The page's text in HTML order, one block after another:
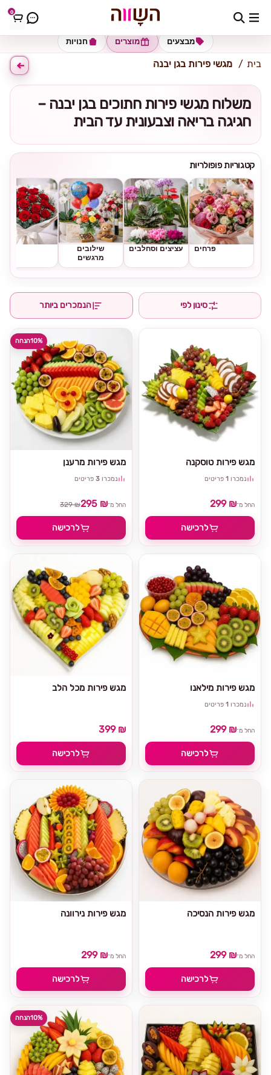
0 כתובת למשלוח הזינו כתובת
חנויות מוצרים מבצעים
בית מגשי פירות בגן יבנה
משלוח מגשי פירות חתוכים בגן יבנה –
חגיגה בריאה וצבעונית עד הבית
קטגוריות פופולריות
פרחים עציצים וסחלבים
שילובים
מרגשים
סינון לפי הנמכרים ביותר
10%הנחה
מגש פירות מרענן
נמכרו 3 פריטים
החל מ־295 ₪
329 ₪
לרכישה
מגש פירות טוסקנה
נמכרו 1 פריטים
החל מ־299 ₪
לרכישה
מגש פירות מכל הלב
399 ₪
לרכישה
מגש פירות מילאנו
נמכרו 1 פריטים
החל מ־299 ₪
לרכישה
מגש פירות נירוונה
החל מ־299 ₪
לרכישה
מגש פירות הנסיכה
החל מ־299 ₪
לרכישה
10%הנחה